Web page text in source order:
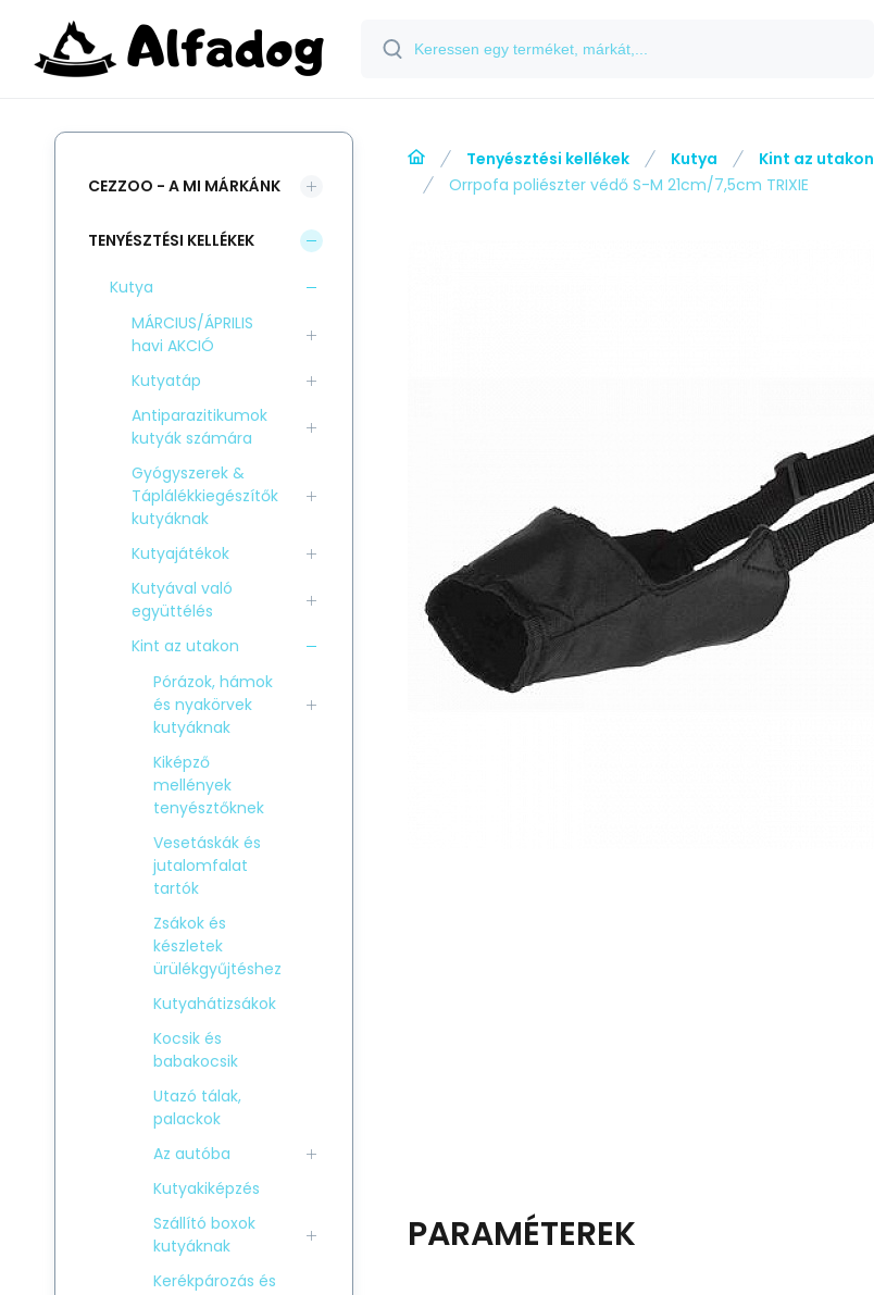
Tenyésztési kellékek Kutya Kint az utakon
Orrpofa poliészter védő S-M 21cm/7,5cm TRIXIE
PARAMÉTEREK
CEZZOO - A MI MÁRKÁNK
TENYÉSZTÉSI KELLÉKEK
Kutya
MÁRCIUS/ÁPRILIS
havi AKCIÓ
Kutyatáp
Antiparazitikumok
kutyák számára
Gyógyszerek &
Táplálékkiegészítők
kutyáknak
Kutyajátékok
Kutyával való
együttélés
Kint az utakon
Pórázok, hámok
és nyakörvek
kutyáknak
Kiképző
mellények
tenyésztőknek
Vesetáskák és
jutalomfalat
tartók
Zsákok és
készletek
ürülékgyűjtéshez
Kutyahátizsákok
Kocsik és
babakocsik
Utazó tálak,
palackok
Az autóba
Kutyakiképzés
Szállító boxok
kutyáknak
Kerékpározás és